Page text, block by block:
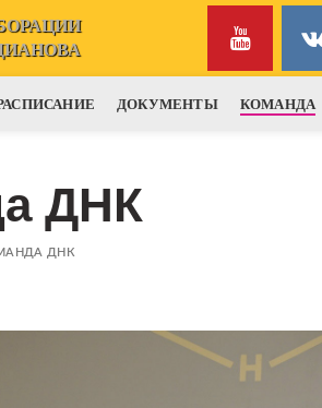
ДОКУМЕНТЫ КОМАНДА
ДНК
ДНК